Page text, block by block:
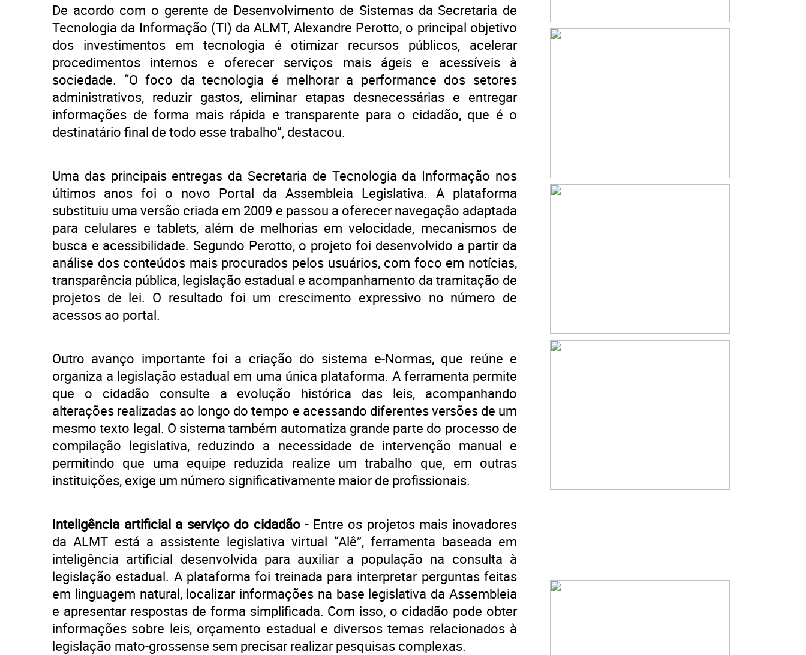
De acordo com o gerente de Desenvolvimento de Sistemas da Secretaria de
Tecnologia da Informação (TI) da ALMT, Alexandre Perotto, o principal objetivo
dos investimentos em tecnologia é otimizar recursos públicos, acelerar
procedimentos internos e oferecer serviços mais ágeis e acessíveis à
sociedade. “O foco da tecnologia é melhorar a performance dos setores
administrativos, reduzir gastos, eliminar etapas desnecessárias e entregar
informações de forma mais rápida e transparente para o cidadão, que é o
destinatário final de todo esse trabalho”, destacou.
Uma das principais entregas da Secretaria de Tecnologia da Informação nos
últimos anos foi o novo Portal da Assembleia Legislativa. A plataforma
substituiu uma versão criada em 2009 e passou a oferecer navegação adaptada
para celulares e tablets, além de melhorias em velocidade, mecanismos de
busca e acessibilidade. Segundo Perotto, o projeto foi desenvolvido a partir da
análise dos conteúdos mais procurados pelos usuários, com foco em notícias,
transparência pública, legislação estadual e acompanhamento da tramitação de
projetos de lei. O resultado foi um crescimento expressivo no número de
acessos ao portal.
Outro avanço importante foi a criação do sistema e-Normas, que reúne e
organiza a legislação estadual em uma única plataforma. A ferramenta permite
que o cidadão consulte a evolução histórica das leis, acompanhando
alterações realizadas ao longo do tempo e acessando diferentes versões de um
mesmo texto legal. O sistema também automatiza grande parte do processo de
compilação legislativa, reduzindo a necessidade de intervenção manual e
permitindo que uma equipe reduzida realize um trabalho que, em outras
instituições, exige um número significativamente maior de profissionais.
Inteligência artificial a serviço do cidadão - Entre os projetos mais inovadores
da ALMT está a assistente legislativa virtual “Alê”, ferramenta baseada em
inteligência artificial desenvolvida para auxiliar a população na consulta à
legislação estadual. A plataforma foi treinada para interpretar perguntas feitas
em linguagem natural, localizar informações na base legislativa da Assembleia
e apresentar respostas de forma simplificada. Com isso, o cidadão pode obter
informações sobre leis, orçamento estadual e diversos temas relacionados à
legislação mato-grossense sem precisar realizar pesquisas complexas.